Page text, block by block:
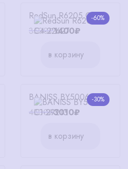
-60%
RedSun R6205 С4
3500₽1400₽
в корзину
-30%
BANISS BY5006 C1
4300₽3010₽
в корзину